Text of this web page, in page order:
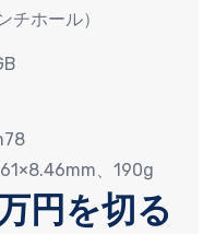
チホール）
、190g
円を切る